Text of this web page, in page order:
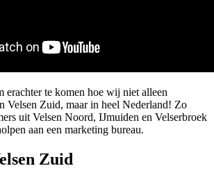
erachter te komen hoe wij niet alleen
Velsen Zuid, maar in heel Nederland! Zo
uit Velsen Noord, IJmuiden en Velserbroek
aan een marketing bureau.
Zuid